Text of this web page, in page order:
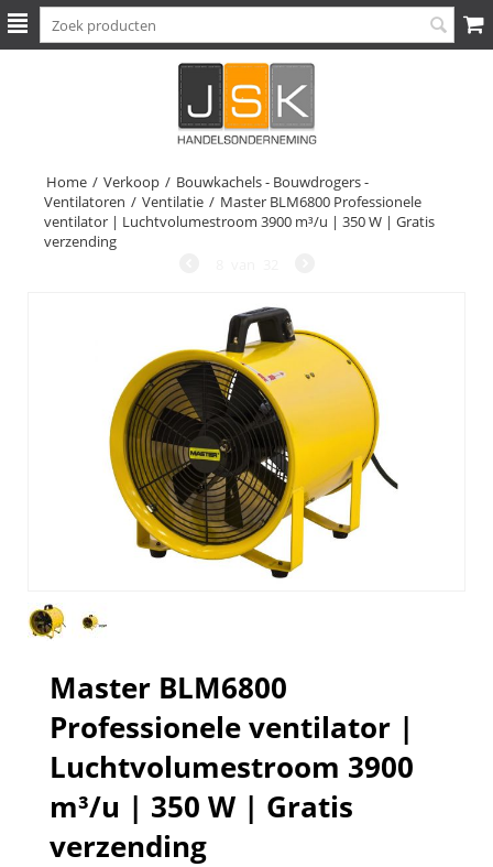
Home / Verkoop / Bouwkachels - Bouwdrogers -
Ventilatoren / Ventilatie / Master BLM6800 Professionele
ventilator | Luchtvolumestroom 3900 m³/u | 350 W | Gratis
verzending
Master BLM6800
Professionele ventilator |
Luchtvolumestroom 3900
m³/u | 350 W | Gratis
verzending